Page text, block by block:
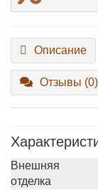
Описание
Отзывы (0)
Внешняя
отделка